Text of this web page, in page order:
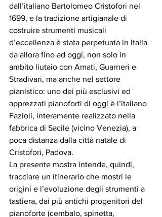
dall’italiano Bartolomeo Cristofori nel
1699, e la tradizione artigianale di
costruire strumenti musicali
d’eccellenza è stata perpetuata in Italia
da allora fino ad oggi, non solo in
ambito liutaio con Amati, Guarneri e
Stradivari, ma anche nel settore
pianistico: uno dei più esclusivi ed
apprezzati pianoforti di oggi è l’italiano
Fazioli, interamente realizzato nella
fabbrica di Sacile (vicino Venezia), a
poca distanza dalla città natale di
Cristofori, Padova.
La presente mostra intende, quindi,
tracciare un itinerario che mostri le
origini e l’evoluzione degli strumenti a
tastiera, dai più antichi progenitori del
pianoforte (cembalo, spinetta,